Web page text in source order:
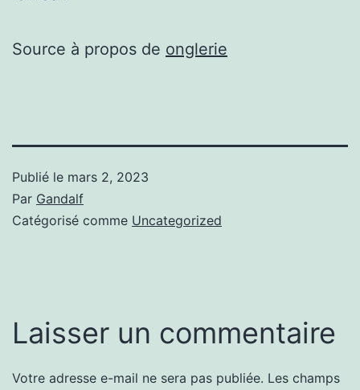
Source à propos de onglerie
Publié le mars 2, 2023
Par Gandalf
Catégorisé comme Uncategorized
Laisser un commentaire
Votre adresse e-mail ne sera pas publiée. Les champs